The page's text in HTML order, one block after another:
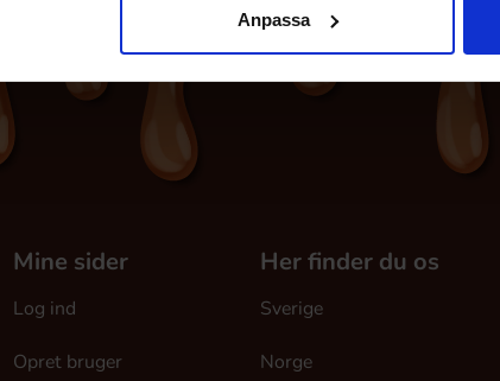
Anpassa
Mine sider
Log ind
Opret bruger
Her finder du os
Sverige
Norge